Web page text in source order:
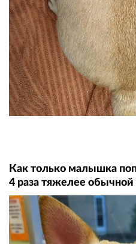
Как только малышка
4 раза тяжелее обычной